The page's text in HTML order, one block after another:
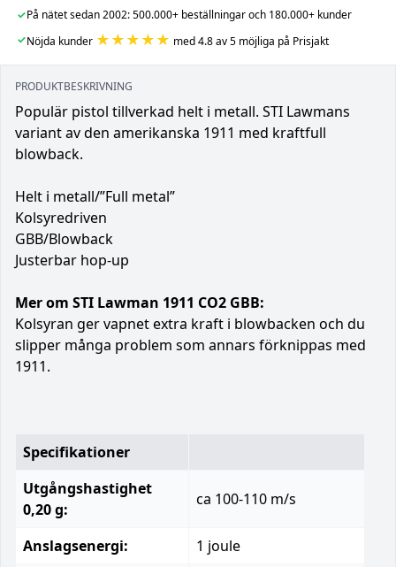
✓På nätet sedan 2002: 500.000+ beställningar och 180.000+ kunder
✓Nöjda kunder ★★★★★ med 4.8 av 5 möjliga på Prisjakt
PRODUKTBESKRIVNING
Populär pistol tillverkad helt i metall. STI Lawmans
variant av den amerikanska 1911 med kraftfull
blowback.
Helt i metall/”Full metal”
Kolsyredriven
GBB/Blowback
Justerbar hop-up
Mer om STI Lawman 1911 CO2 GBB:
Kolsyran ger vapnet extra kraft i blowbacken och du
slipper många problem som annars förknippas med
1911.
Specifikationer
Utgångshastighet
0,20 g:
ca 100-110 m/s
Anslagsenergi:
1 joule